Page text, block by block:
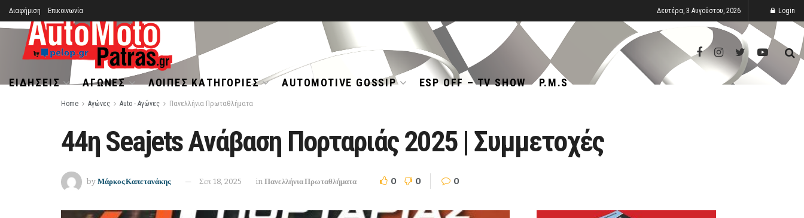
Διαφήμιση Επικοινωνία Δευτέρα, 3 Αυγούστου, 2026 Login
ΕΙΔΉΣΕΙΣ ΑΓΏΝΕΣ ΛΟΙΠΈΣ ΚΑΤΗΓΟΡΊΕΣ AUTOMOTIVE GOSSIP ESP OFF – TV SHOW P.M.S
Home Αγώνες Auto - Αγώνες Πανελλήνια Πρωταθλήματα
44η Seajets Ανάβαση Πορταριάς 2025 | Συμμετοχές
by Μάρκος Καπετανάκης Σεπ 18, 2025 in Πανελλήνια Πρωταθλήματα 0 0 0